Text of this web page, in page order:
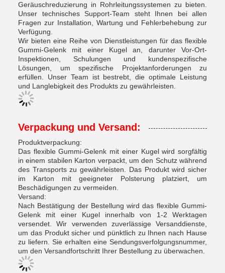
Geräuschreduzierung in Rohrleitungssystemen zu bieten.
Unser technisches Support-Team steht Ihnen bei allen
Fragen zur Installation, Wartung und Fehlerbehebung zur
Verfügung.
Wir bieten eine Reihe von Dienstleistungen für das flexible
Gummi-Gelenk mit einer Kugel an, darunter Vor-Ort-
Inspektionen, Schulungen und kundenspezifische
Lösungen, um spezifische Projektanforderungen zu
erfüllen. Unser Team ist bestrebt, die optimale Leistung
und Langlebigkeit des Produkts zu gewährleisten.
Verpackung und Versand:
Produktverpackung:
Das flexible Gummi-Gelenk mit einer Kugel wird sorgfältig
in einem stabilen Karton verpackt, um den Schutz während
des Transports zu gewährleisten. Das Produkt wird sicher
im Karton mit geeigneter Polsterung platziert, um
Beschädigungen zu vermeiden.
Versand:
Nach Bestätigung der Bestellung wird das flexible Gummi-
Gelenk mit einer Kugel innerhalb von 1-2 Werktagen
versendet. Wir verwenden zuverlässige Versanddienste,
um das Produkt sicher und pünktlich zu Ihnen nach Hause
zu liefern. Sie erhalten eine Sendungsverfolgungsnummer,
um den Versandfortschritt Ihrer Bestellung zu überwachen.